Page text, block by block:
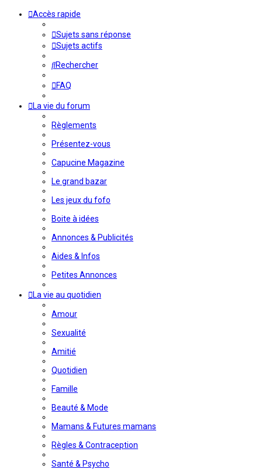
Accès rapide
Sujets sans réponse
Sujets actifs
Rechercher
FAQ
La vie du forum
Règlements
Présentez-vous
Capucine Magazine
Le grand bazar
Les jeux du fofo
Boite à idées
Annonces & Publicités
Aides & Infos
Petites Annonces
La vie au quotidien
Amour
Sexualité
Amitié
Quotidien
Famille
Beauté & Mode
Mamans & Futures mamans
Règles & Contraception
Santé & Psycho